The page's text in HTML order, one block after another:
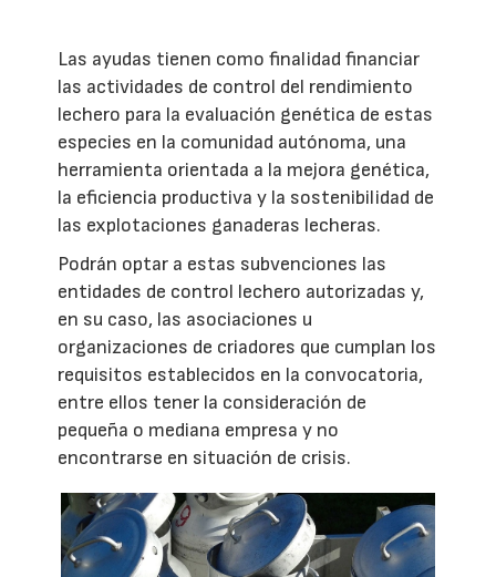
Las ayudas tienen como finalidad financiar
las actividades de control del rendimiento
lechero para la evaluación genética de estas
especies en la comunidad autónoma, una
herramienta orientada a la mejora genética,
la eficiencia productiva y la sostenibilidad de
las explotaciones ganaderas lecheras.
Podrán optar a estas subvenciones las
entidades de control lechero autorizadas y,
en su caso, las asociaciones u
organizaciones de criadores que cumplan los
requisitos establecidos en la convocatoria,
entre ellos tener la consideración de
pequeña o mediana empresa y no
encontrarse en situación de crisis.